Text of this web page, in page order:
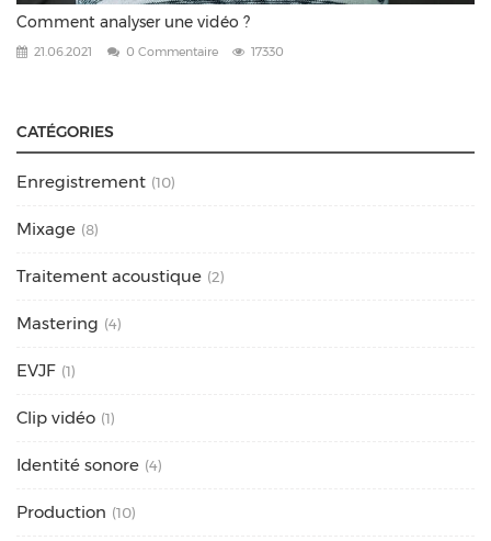
Comment analyser une vidéo ?
21.06.2021 0 Commentaire 17330
CATÉGORIES
Enregistrement (10)
Mixage (8)
Traitement acoustique (2)
Mastering (4)
EVJF (1)
Clip vidéo (1)
Identité sonore (4)
Production (10)